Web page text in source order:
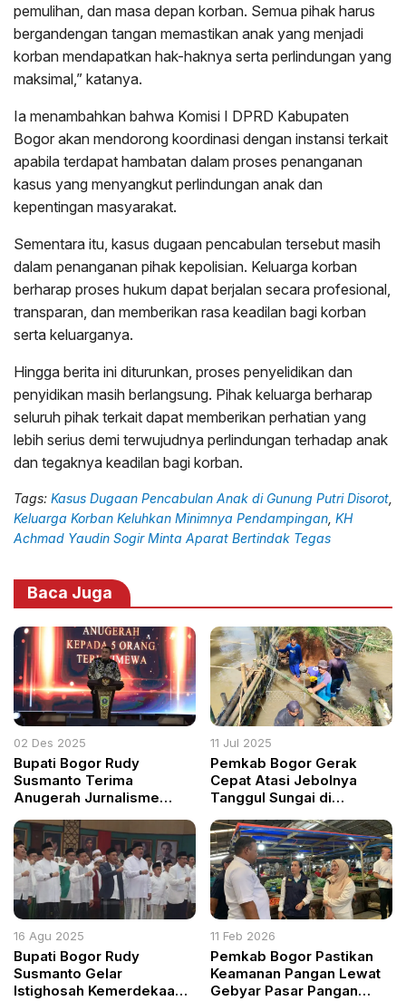
pemulihan, dan masa depan korban. Semua pihak harus
bergandengan tangan memastikan anak yang menjadi
korban mendapatkan hak-haknya serta perlindungan yang
maksimal,” katanya.
Ia menambahkan bahwa Komisi I DPRD Kabupaten
Bogor akan mendorong koordinasi dengan instansi terkait
apabila terdapat hambatan dalam proses penanganan
kasus yang menyangkut perlindungan anak dan
kepentingan masyarakat.
Sementara itu, kasus dugaan pencabulan tersebut masih
dalam penanganan pihak kepolisian. Keluarga korban
berharap proses hukum dapat berjalan secara profesional,
transparan, dan memberikan rasa keadilan bagi korban
serta keluarganya.
Hingga berita ini diturunkan, proses penyelidikan dan
penyidikan masih berlangsung. Pihak keluarga berharap
seluruh pihak terkait dapat memberikan perhatian yang
lebih serius demi terwujudnya perlindungan terhadap anak
dan tegaknya keadilan bagi korban.
Tags: Kasus Dugaan Pencabulan Anak di Gunung Putri Disorot
Keluarga Korban Keluhkan Minimnya Pendampingan KH
Achmad Yaudin Sogir Minta Aparat Bertindak Tegas
Baca Juga
02 Des 2025
Bupati Bogor Rudy
Susmanto Terima
Anugerah Jurnalisme
Komitmen Sinergi dengan
Media
11 Jul 2025
Pemkab Bogor Gerak
Cepat Atasi Jebolnya
Tanggul Sungai di
Ikan Warga Diselamatkan
16 Agu 2025
Bupati Bogor Rudy
Susmanto Gelar
Istighosah Kemerdekaan
11 Feb 2026
Pemkab Bogor Pastikan
Keamanan Pangan Lewat
Gebyar Pasar Pangan